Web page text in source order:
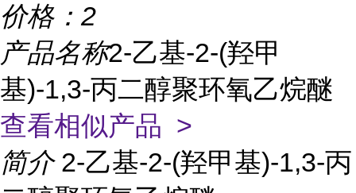
价格： 2
产品名称2-乙基-2-(羟甲
基)-1,3-丙二醇聚环氧乙烷醚
查看相似产品 >
简介 2-乙基-2-(羟甲基)-1,3-丙